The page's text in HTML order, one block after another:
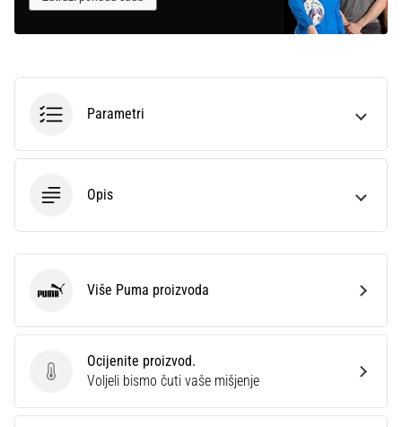
Parametri
Opis
Ocijenite proizvod.
Ocijenite proizvod.
Voljeli bismo čuti vaše mišjenje
Puma Više Puma proizvoda